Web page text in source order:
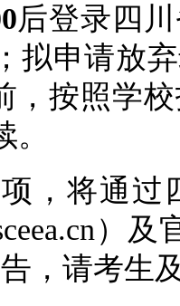
后登录四
拟申请放
，按照学
，将通过
）
，请考生